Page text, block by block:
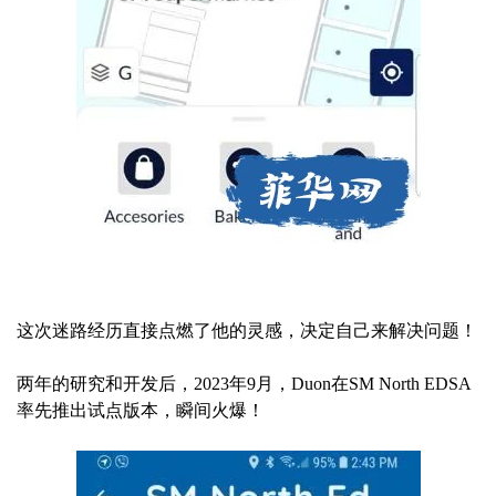
这次迷路经历直接点燃了他的灵感，决定自己来解决问题！
两年的研究和开发后，2023年9月，Duon在SM North EDSA
率先推出试点版本，瞬间火爆！